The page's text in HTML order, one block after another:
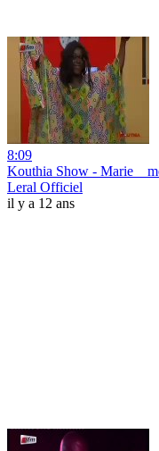
8:09
Kouthia Show -
Leral Officiel
il y a 12 ans